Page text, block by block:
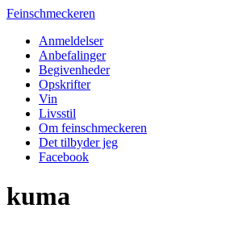
Feinschmeckeren
Anmeldelser
Anbefalinger
Begivenheder
Opskrifter
Vin
Livsstil
Om feinschmeckeren
Det tilbyder jeg
Facebook
kuma